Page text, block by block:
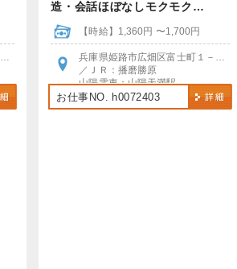
兵庫県姫路市広畑区富士町１－４０
造・会話ほぼなしモクモク…
【時給】1,360円 〜1,700円
兵庫県姫路市広畑区富士町１－４０
／ＪＲ：播磨勝原
山陽電車：山陽天満駅
各駅から無料送迎あり
バイク・自転車通勤OK・車通勤ご相談ください
お仕事NO. h0072403